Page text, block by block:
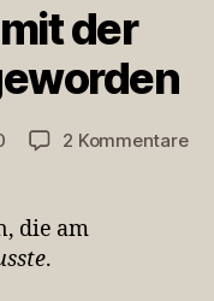
der
2 Kommentarezu
die am
.